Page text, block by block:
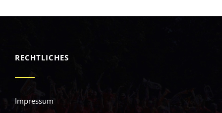
RECHTLICHES
Impressum